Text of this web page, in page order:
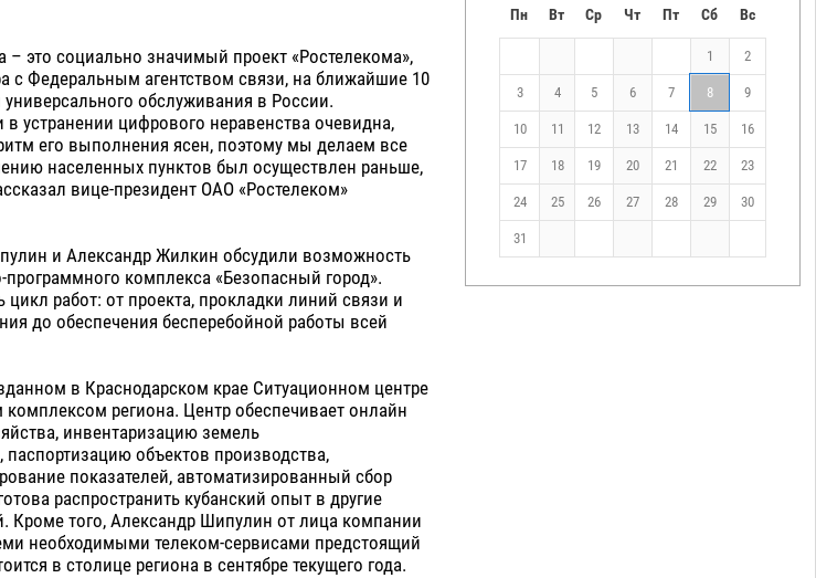
– это социально значимый проект «Ростелекома»,
с Федеральным агентством связи, на ближайшие 10
обслуживания в России.
в устранении цифрового неравенства очевидна,
его выполнения ясен, поэтому мы делаем все
населенных пунктов был осуществлен раньше,
вице-президент ОАО «Ростелеком»
и Александр Жилкин обсудили возможность
комплекса «Безопасный город».
цикл работ: от проекта, прокладки линий связи и
до обеспечения бесперебойной работы всей
в Краснодарском крае Ситуационном центре
региона. Центр обеспечивает онлайн
инвентаризацию земель
паспортизацию объектов производства,
показателей, автоматизированный сбор
распространить кубанский опыт в другие
Кроме того, Александр Шипулин от лица компании
необходимыми телеком-сервисами предстоящий
в столице региона в сентябре текущего года.
Пн Вт Ср Чт Пт Сб Вс
1 2
3 4 5 6 7 8 9
10 11 12 13 14 15 16
17 18 19 20 21 22 23
24 25 26 27 28 29 30
31